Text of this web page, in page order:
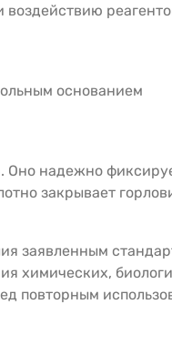
основанием
Оно надежно
закрывает
заявленным
химических,
повторным